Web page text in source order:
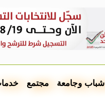
شباب وجامعة مجتمع